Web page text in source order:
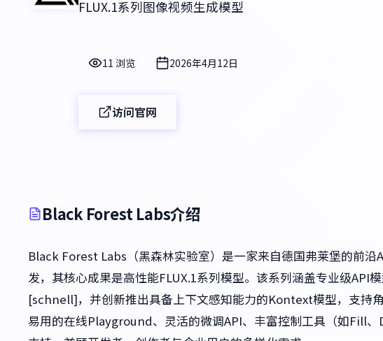
FLUX.1系列图像视频生成模型
11 浏览 2026年4月12日
访问官网
Black Forest Labs介绍
Black Forest Labs（黑森林实验室）是一家来自德国弗莱堡的前
发，其核心成果是高性能FLUX.1系列模型。该系列涵盖专业级
[schnell]，并创新推出具备上下文感知能力的Kontext模型，支持
易用的在线Playground、灵活的微调API、丰富控制工具（如Fill